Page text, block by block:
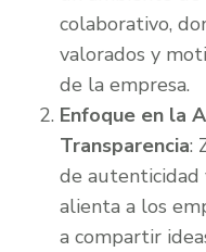
colaborativo,
valorados y
de la empresa.
Enfoque en la
Transparencia:
de autenticidad
alienta a los
a compartir